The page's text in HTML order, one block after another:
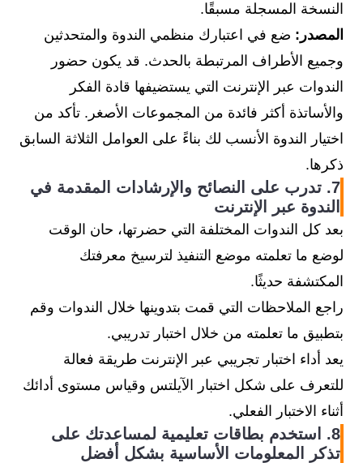
النسخة المسجلة مسبقًا.
المصدر: ضع في اعتبارك منظمي الندوة والمتحدثين
وجميع الأطراف المرتبطة بالحدث. قد يكون حضور
الندوات عبر الإنترنت التي يستضيفها قادة الفكر
والأساتذة أكثر فائدة من المجموعات الأصغر. تأكد من
اختيار الندوة الأنسب لك بناءً على العوامل الثلاثة السابق
ذكرها.
7. تدرب على النصائح والإرشادات المقدمة في
الندوة عبر الإنترنت
بعد كل الندوات المختلفة التي حضرتها، حان الوقت
لوضع ما تعلمته موضع التنفيذ لترسيخ معرفتك
المكتشفة حديثًا.
راجع الملاحظات التي قمت بتدوينها خلال الندوات وقم
بتطبيق ما تعلمته من خلال اختبار تدريبي.
يعد أداء اختبار تجريبي عبر الإنترنت طريقة فعالة
للتعرف على شكل اختبار الآيلتس وقياس مستوى أدائك
أثناء الاختبار الفعلي.
8. استخدم بطاقات تعليمية لمساعدتك على
تذكر المعلومات الأساسية بشكل أفضل